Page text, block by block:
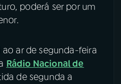
poderá ser por um
ao ar de segunda-feira
Rádio Nacional de
de segunda a